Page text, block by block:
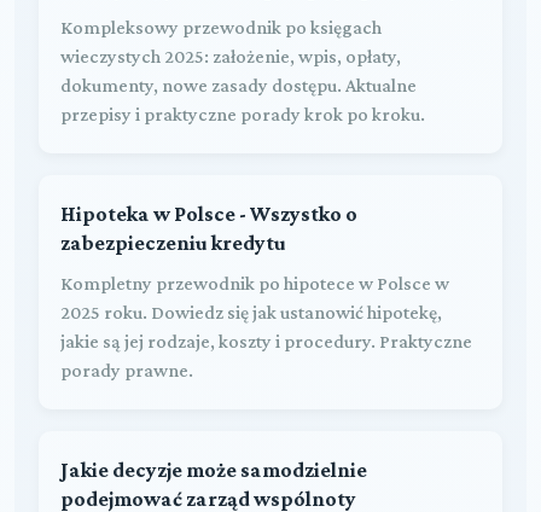
Kompleksowy przewodnik po księgach
wieczystych 2025: założenie, wpis, opłaty,
dokumenty, nowe zasady dostępu. Aktualne
przepisy i praktyczne porady krok po kroku.
Hipoteka w Polsce - Wszystko o
zabezpieczeniu kredytu
Kompletny przewodnik po hipotece w Polsce w
2025 roku. Dowiedz się jak ustanowić hipotekę,
jakie są jej rodzaje, koszty i procedury. Praktyczne
porady prawne.
Jakie decyzje może samodzielnie
podejmować zarząd wspólnoty